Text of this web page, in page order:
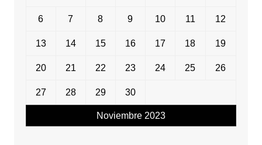
Noviembre 2023
6 7 8 9 10 11 12
13 14 15 16 17 18 19
20 21 22 23 24 25 26
27 28 29 30